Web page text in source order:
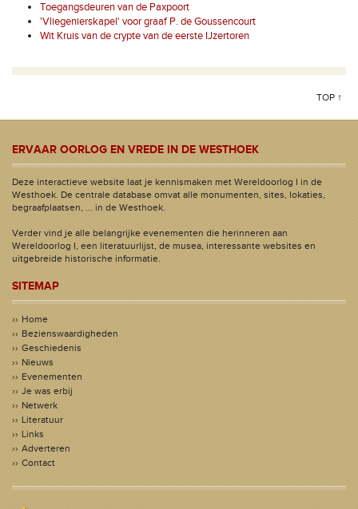
Toegangsdeuren van de Paxpoort
'Vliegenierskapel' voor graaf P. de Goussencourt
Wit Kruis van de crypte van de eerste IJzertoren
TOP ↑
ERVAAR OORLOG EN VREDE IN DE WESTHOEK
Deze interactieve website laat je kennismaken met Wereldoorlog I in de
Westhoek. De centrale database omvat alle monumenten, sites, lokaties,
begraafplaatsen, ... in de Westhoek.
Verder vind je alle belangrijke evenementen die herinneren aan
Wereldoorlog I, een literatuurlijst, de musea, interessante websites en
uitgebreide historische informatie.
SITEMAP
Home
Bezienswaardigheden
Geschiedenis
Nieuws
Evenementen
Je was erbij
Netwerk
Literatuur
Links
Adverteren
Contact